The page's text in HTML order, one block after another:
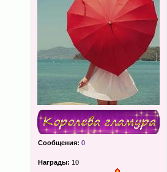
Сообщения: 0
Награды: 10